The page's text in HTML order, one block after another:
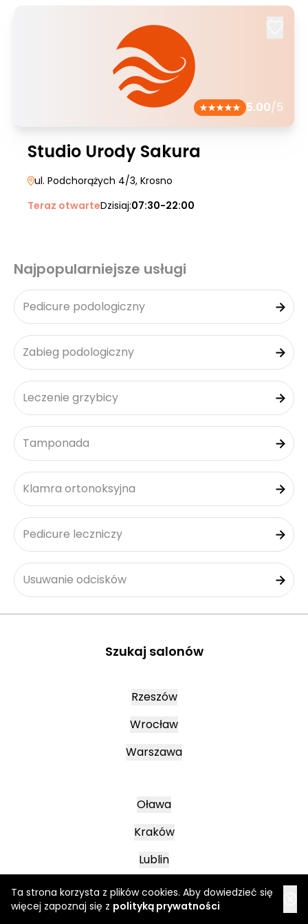
Ta strona korzysta z plików cookies. Aby dowiedzieć się
więcej zapoznaj się z polityką prywatności
5.00/5
Studio Urody Sakura
ul. Podchorążych 4/3, Krosno
Teraz otwarteDzisiaj:07:30-22:00
Najpopularniejsze usługi
Pedicure podologiczny
Zabieg podologiczny
Leczenie grzybicy
Tamponada
Klamra ortonoksyjna
Pedicure leczniczy
Usuwanie odcisków
Szukaj salonów
Rzeszów
Wrocław
Warszawa
Oława
Kraków
Lublin
Mielec